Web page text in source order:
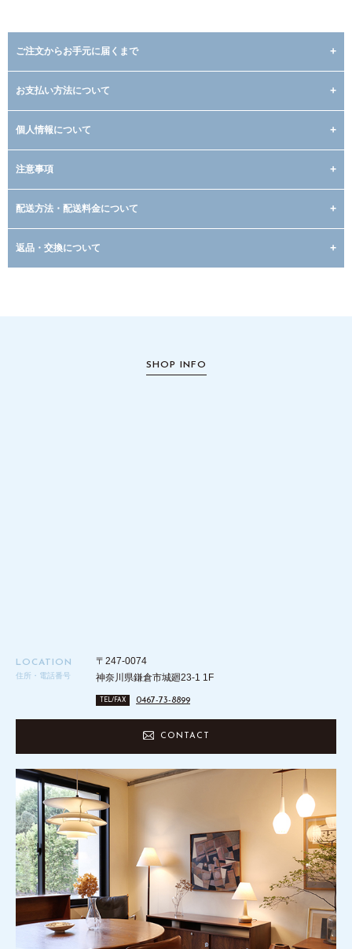
ご注文からお手元に届くまで
お支払い方法について
個人情報について
注意事項
配送方法・配送料金について
返品・交換について
SHOP INFO
LOCATION
住所・電話番号
〒247-0074
神奈川県鎌倉市城廻23-1 1F
TEL/FAX 0467-73-8899
CONTACT